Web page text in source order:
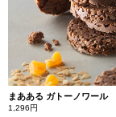
まあある ガトーノワール
1,296円